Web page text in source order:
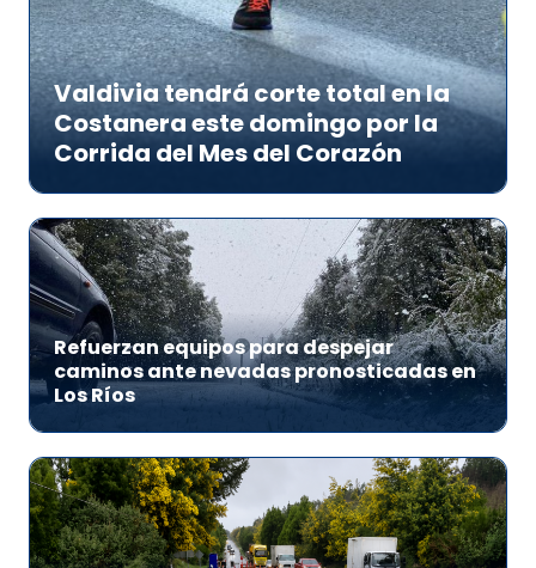
Valdivia tendrá corte total en la
Costanera este domingo por la
Corrida del Mes del Corazón
Refuerzan equipos para despejar
caminos ante nevadas pronosticadas en
Los Ríos